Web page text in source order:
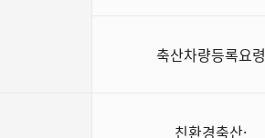
축산차량등록요령
친환경축산·